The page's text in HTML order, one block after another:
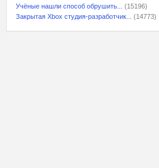
Учёные нашли способ обрушить...
(15196)
Закрытая Xbox студия-разработчик...
(14773)